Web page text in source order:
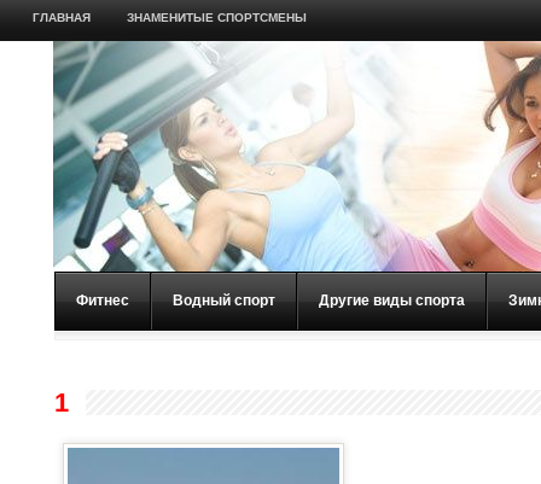
ГЛАВНАЯ ЗНАМЕНИТЫЕ СПОРТСМЕНЫ
Фитнес Водный спорт Другие виды спорта
1